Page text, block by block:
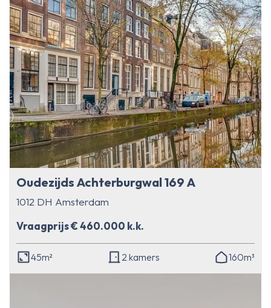
Oudezijds Achterburgwal 169 A
1012 DH Amsterdam
Vraagprijs € 460.000 k.k.
45m² 2 kamers 160m³